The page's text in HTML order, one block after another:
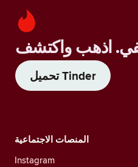
تحميل Tinder
المنصات الاجتماعية
Instagram